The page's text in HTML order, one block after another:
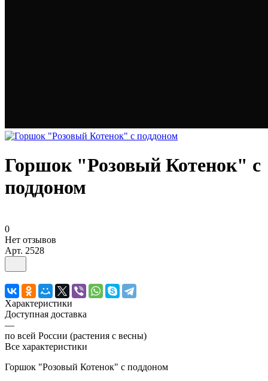
Горшок "Розовый Котенок" с
поддоном
0
Нет отзывов
Арт. 2528
Характеристики
Доступная доставка
—
по всей России (растения с весны)
Все характеристики
Горшок "Розовый Котенок" с поддоном